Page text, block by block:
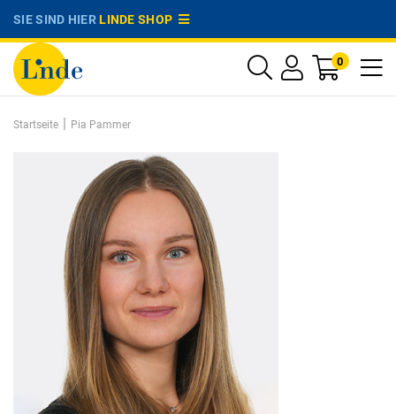
SIE SIND HIERLINDE SHOP
0
Startseite | Pia Pammer